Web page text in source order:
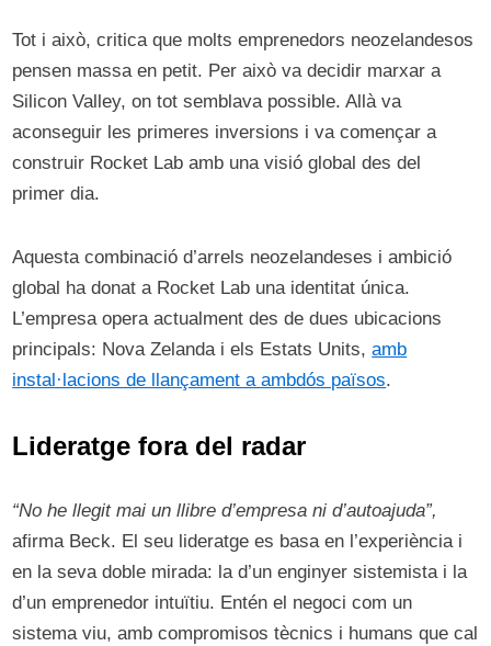
Tot i això, critica que molts emprenedors neozelandesos
pensen massa en petit. Per això va decidir marxar a
Silicon Valley, on tot semblava possible. Allà va
aconseguir les primeres inversions i va començar a
construir Rocket Lab amb una visió global des del
primer dia.
Aquesta combinació d’arrels neozelandeses i ambició
global ha donat a Rocket Lab una identitat única.
L’empresa opera actualment des de dues ubicacions
principals: Nova Zelanda i els Estats Units,amb
instal·lacions de llançament a ambdós països.
Lideratge fora del radar
“No he llegit mai un llibre d’empresa ni d’autoajuda”,
afirma Beck. El seu lideratge es basa en l’experiència i
en la seva doble mirada: la d’un enginyer sistemista i la
d’un emprenedor intuïtiu. Entén el negoci com un
sistema viu, amb compromisos tècnics i humans que cal